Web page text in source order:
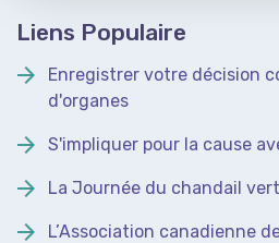
Liens Populaire
Enregistrer votre décision
d'organes
S'impliquer pour la cause
La Journée du chandail
L’Association canadienne